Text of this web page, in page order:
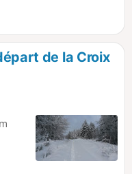
de la Croix